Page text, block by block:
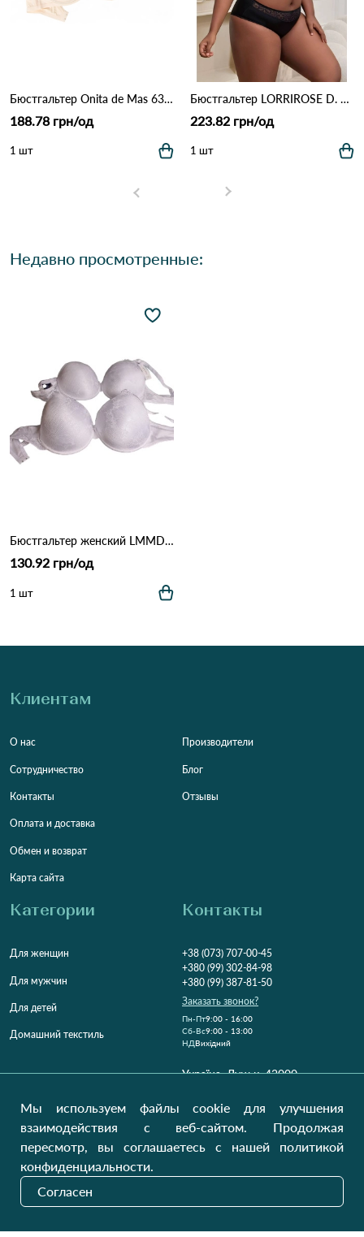
Бюстгальтер Onita de Mas 6319D 4,3 Бежевий
188.78 грн/од
1 шт
Бюстгальтер LORRIROSE D. 009 Черный
223.82 грн/од
1 шт
Недавно просмотренные:
Бюстгальтер женский LMMD 1805D 13,6 Белый
130.92 грн/од
1 шт
Клиентам
О нас
Сотрудничество
Контакты
Оплата и доставка
Обмен и возврат
Карта сайта
Производители
Блог
Отзывы
Категории
Для женщин
Для мужчин
Для детей
Домашний текстиль
Контакты
+38 (073) 707-00-45
+380 (99) 302-84-98
+380 (99) 387-81-50
Заказать звонок?
Пн-Пт9:00 - 16:00
Cб-Вс9:00 - 13:00
НДВихідний
Україна, Луцьк, 43000
Наши обновления
Мы используем файлы cookie для улучшения
взаимодействия с веб-сайтом. Продолжая
пересмотр, вы соглашаетесь с нашей политикой
конфиденциальности.
Согласен